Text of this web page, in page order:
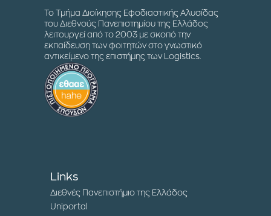
Το Τμήμα Διοίκησης Εφοδιαστικής Αλυσίδας
του Διεθνούς Πανεπιστημίου της Ελλάδος
λειτουργεί από το 2003 με σκοπό την
εκπαίδευση των φοιτητών στο γνωστικό
αντικείμενο της επιστήμης των Logistics.
Links
Διεθνές Πανεπιστήμιο της Ελλάδος
Uniportal